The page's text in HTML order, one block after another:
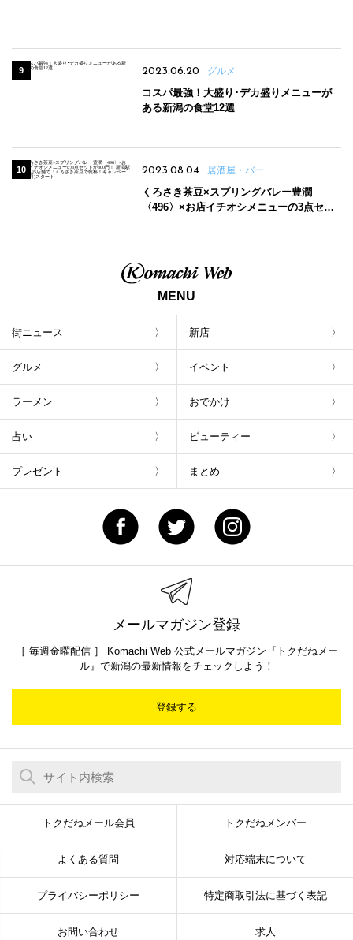
2023.06.20 グルメ
コスパ最強！大盛り･デカ盛りメニューが
ある新潟の食堂12選
2023.08.04 居酒屋・バー
くろさき茶豆×スプリングバレー豊潤
〈496〉×お店イチオシメニューの3点セッ
MENU
街ニュース 新店
グルメ イベント
ラーメン おでかけ
占い ビューティー
プレゼント まとめ
メールマガジン登録
［ 毎週金曜配信 ］ Komachi Web 公式メールマガジン『トクだねメー
ル』で新潟の最新情報をチェックしよう！
登録する
トクだねメール会員 トクだねメンバー
よくある質問 対応端末について
プライバシーポリシー 特定商取引法に基づく表記
お問い合わせ 求人